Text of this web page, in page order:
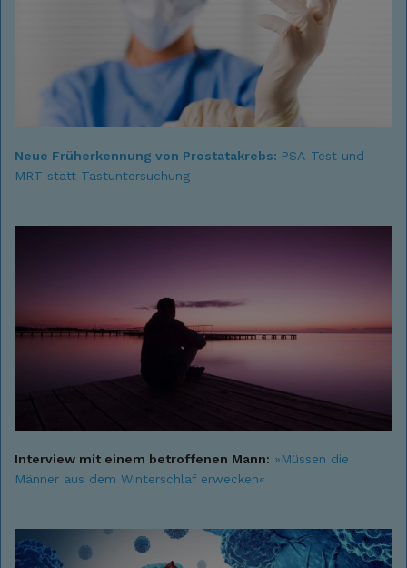
Neue Früherkennung von Prostatakrebs: PSA-Test und
MRT statt Tastuntersuchung
Interview mit einem betroffenen Mann: »Müssen die
Männer aus dem Winterschlaf erwecken«